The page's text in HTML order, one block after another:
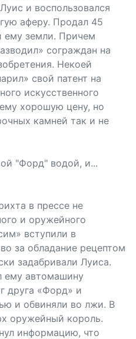
и воспользовался
аферу. Продал 45
ему земли. Причем
сограждан на
Некоей
свой патент на
искусственного
хорошую цену, но
камней так и не
"Форд" водой, и...
в прессе не
и оружейного
вступили в
за обладание рецептом
задабривали Луиса.
ему автомашину
друга «Форд» и
и обвиняли во лжи. В
оружейный король.
информацию, что